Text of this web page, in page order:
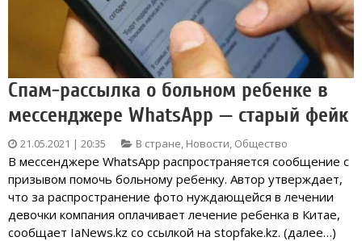
Спам-рассылка о больном ребенке в
мессенджере WhatsApp — старый фейк
21.05.2021 | 20:35 В стране, Новости, Общество
В мессенджере WhatsApp распространяется сообщение с
призывом помочь больному ребенку. Автор утверждает,
что за распространение фото нуждающейся в лечении
девочки компания оплачивает лечение ребенка в Китае,
сообщает IaNews.kz со ссылкой на stopfake.kz. (далее…)